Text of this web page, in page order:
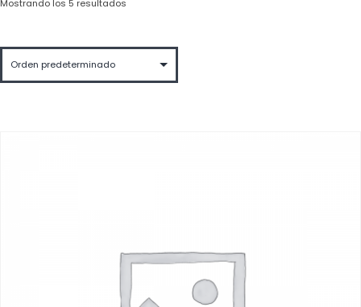
Mostrando los 5 resultados